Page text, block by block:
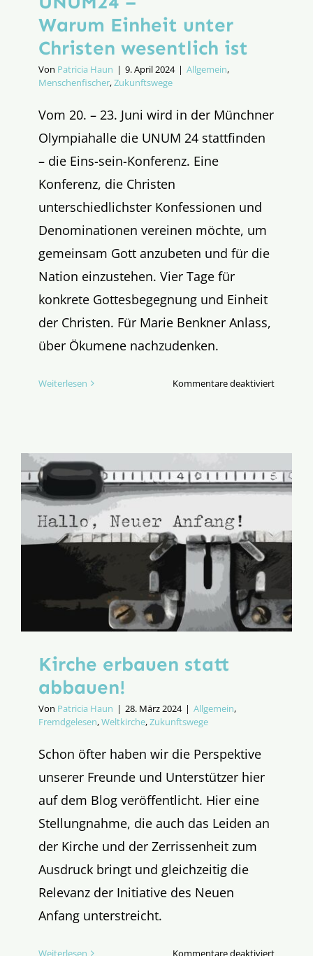
Warum Einheit unter
Christen wesentlich ist
Von Patricia Haun | 9. April 2024 | Allgemein,
Menschenfischer,Zukunftswege
Vom 20. – 23. Juni wird in der Münchner
Olympiahalle die UNUM 24 stattfinden
– die Eins-sein-Konferenz. Eine
Konferenz, die Christen
unterschiedlichster Konfessionen und
Denominationen vereinen möchte, um
gemeinsam Gott anzubeten und für die
Nation einzustehen. Vier Tage für
konkrete Gottesbegegnung und Einheit
der Christen. Für Marie Benkner Anlass,
über Ökumene nachzudenken.
Weiterlesen Kommentare deaktiviertfür
Christen
Kirche erbauen statt
abbauen!
Von Patricia Haun | 28. März 2024 | Allgemein,
Fremdgelesen,Weltkirche,Zukunftswege
Schon öfter haben wir die Perspektive
unserer Freunde und Unterstützer hier
auf dem Blog veröffentlicht. Hier eine
Stellungnahme, die auch das Leiden an
der Kirche und der Zerrissenheit zum
Ausdruck bringt und gleichzeitig die
Relevanz der Initiative des Neuen
Anfang unterstreicht.
Weiterlesen Kommentare deaktiviertfür